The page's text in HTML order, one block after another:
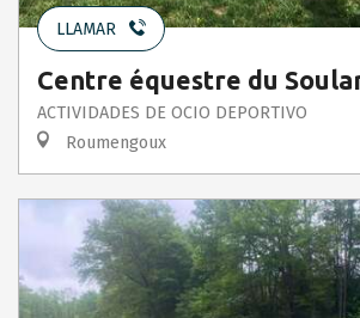
LLAMAR
Centre équestre du
ACTIVIDADES DE OCIO DEPORTIVO
Roumengoux